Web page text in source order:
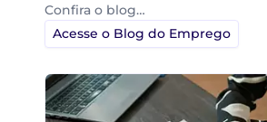
Confira o blog…
Acesse o Blog do Emprego